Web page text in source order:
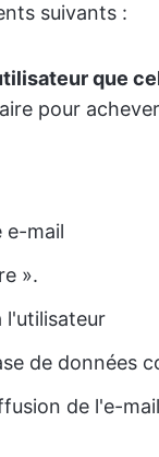
suivants :
que
pour
e-mail
».
l'utilisateur
de données
de l'e-